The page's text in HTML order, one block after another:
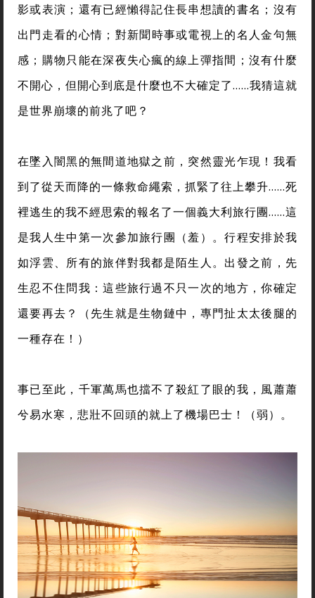
影或表演；還有已經懶得記住長串想讀的書名；沒有
出門走看的心情；對新聞時事或電視上的名人金句無
感；購物只能在深夜失心瘋的線上彈指間；沒有什麼
不開心，但開心到底是什麼也不大確定了……我猜這就
是世界崩壞的前兆了吧？
在墜入闇黑的無間道地獄之前，突然靈光乍現！我看
到了從天而降的一條救命繩索，抓緊了往上攀升……死
裡逃生的我不經思索的報名了一個義大利旅行團……這
是我人生中第一次參加旅行團（羞）。行程安排於我
如浮雲、所有的旅伴對我都是陌生人。出發之前，先
生忍不住問我：這些旅行過不只一次的地方，你確定
還要再去？（先生就是生物鏈中，專門扯太太後腿的
一種存在！）
事已至此，千軍萬馬也擋不了殺紅了眼的我，風蕭蕭
兮易水寒，悲壯不回頭的就上了機場巴士！（弱）。